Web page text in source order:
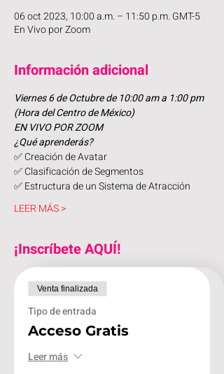
06 oct 2023, 10:00 a.m. – 11:50 p.m. GMT-5
En Vivo por Zoom
Información adicional
Viernes 6 de Octubre de 10:00 am a 1:00 pm
(Hora del Centro de México)
EN VIVO POR ZOOM
¿Qué aprenderás?
✅ Creación de Avatar
✅ Clasificación de Segmentos
✅ Estructura de un Sistema de Atracción
LEER MÁS >
¡Inscríbete AQUÍ!
Venta finalizada
Tipo de entrada
Acceso Gratis
Leer más